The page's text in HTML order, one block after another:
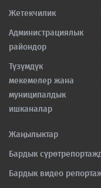
Жетекчилик
Администрациялык
райондор
Түзүмдүк
мекемелер жана
муниципалдык
ишканалар
Жаңылыктар
Бардык
Бардык видео